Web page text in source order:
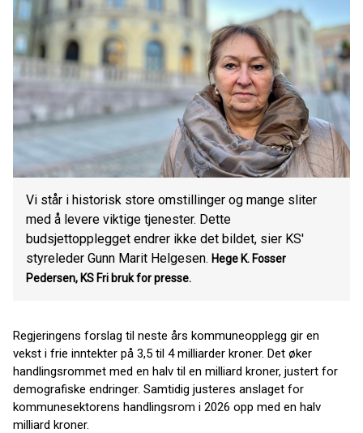
Vi står i historisk store omstillinger og mange sliter
med å levere viktige tjenester. Dette
budsjettopplegget endrer ikke det bildet, sier KS'
styreleder Gunn Marit Helgesen. Hege K. Fosser
Pedersen, KS Fri bruk for presse.
Regjeringens forslag til neste års kommuneopplegg gir en
vekst i frie inntekter på 3,5 til 4 milliarder kroner. Det øker
handlingsrommet med en halv til en milliard kroner, justert for
demografiske endringer. Samtidig justeres anslaget for
kommunesektorens handlingsrom i 2026 opp med en halv
milliard kroner.